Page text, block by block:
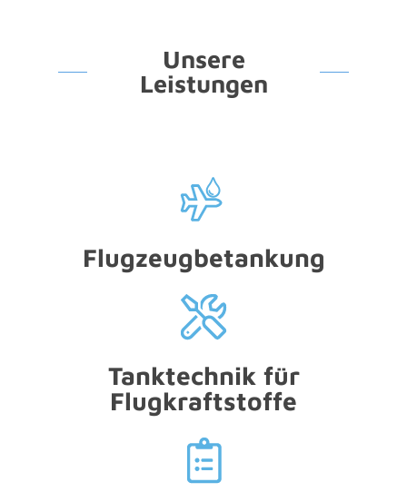
Unsere
Leistungen
Flugzeugbetankung
Tanktechnik für
Flugkraftstoffe